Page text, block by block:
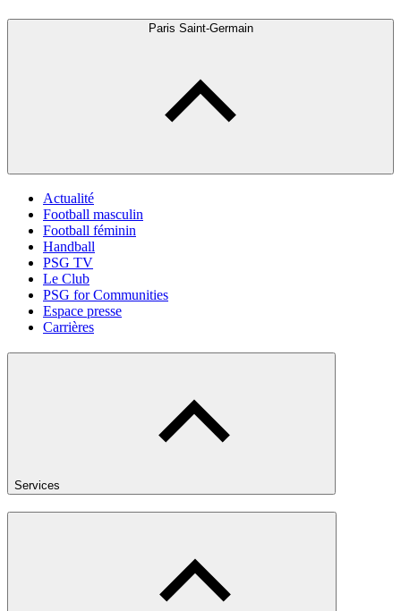
Paris Saint-Germain
Actualité
Football masculin
Football féminin
Handball
PSG TV
Le Club
PSG for Communities
Espace presse
Carrières
Services